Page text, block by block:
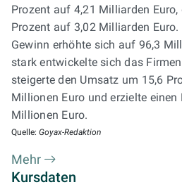
Prozent auf 4,21 Milliarden
Prozent auf 3,02 Milliarden
Gewinn erhöhte sich auf 96,3
stark entwickelte sich das
steigerte den Umsatz um 15,6
Millionen Euro und erzielte
Millionen Euro.
Quelle: Goyax-Redaktion
Mehr
Kursdaten